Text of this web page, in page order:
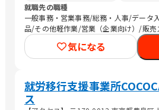
就職先の職種
一般事務・営業事務/総務・人事/データ
品/その他軽作業/営業（企業向け）/販売
作/デザイナー/清掃/農作業
気になる
就労移行支援事業所
ス